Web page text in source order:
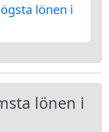
lönen i
lönen i